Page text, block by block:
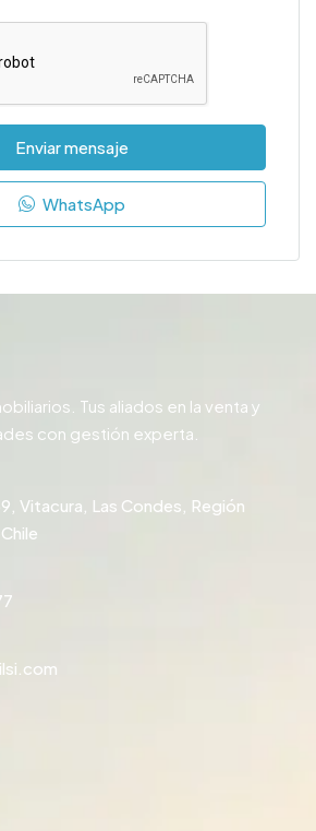
Enviar mensaje
WhatsApp
Tus aliados en la venta y
con gestión experta.
Vitacura, Las Condes, Región